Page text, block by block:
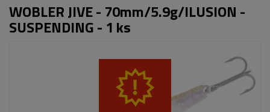
WOBLER JIVE - 70mm/5.9g/ILUSION -
SUSPENDING - 1 ks